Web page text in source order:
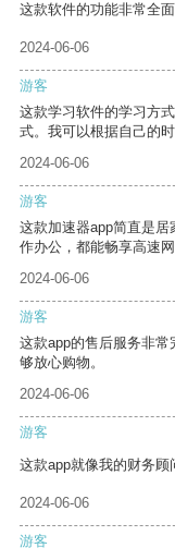
这款软件的功能非常全
2024-06-06
游客
这款学习软件的学习方
式。我可以根据自己的
2024-06-06
游客
这款加速器app简直是
作办公，都能畅享高速
2024-06-06
游客
这款app的售后服务非
够放心购物。
2024-06-06
游客
这款app就像我的财务顾
2024-06-06
游客